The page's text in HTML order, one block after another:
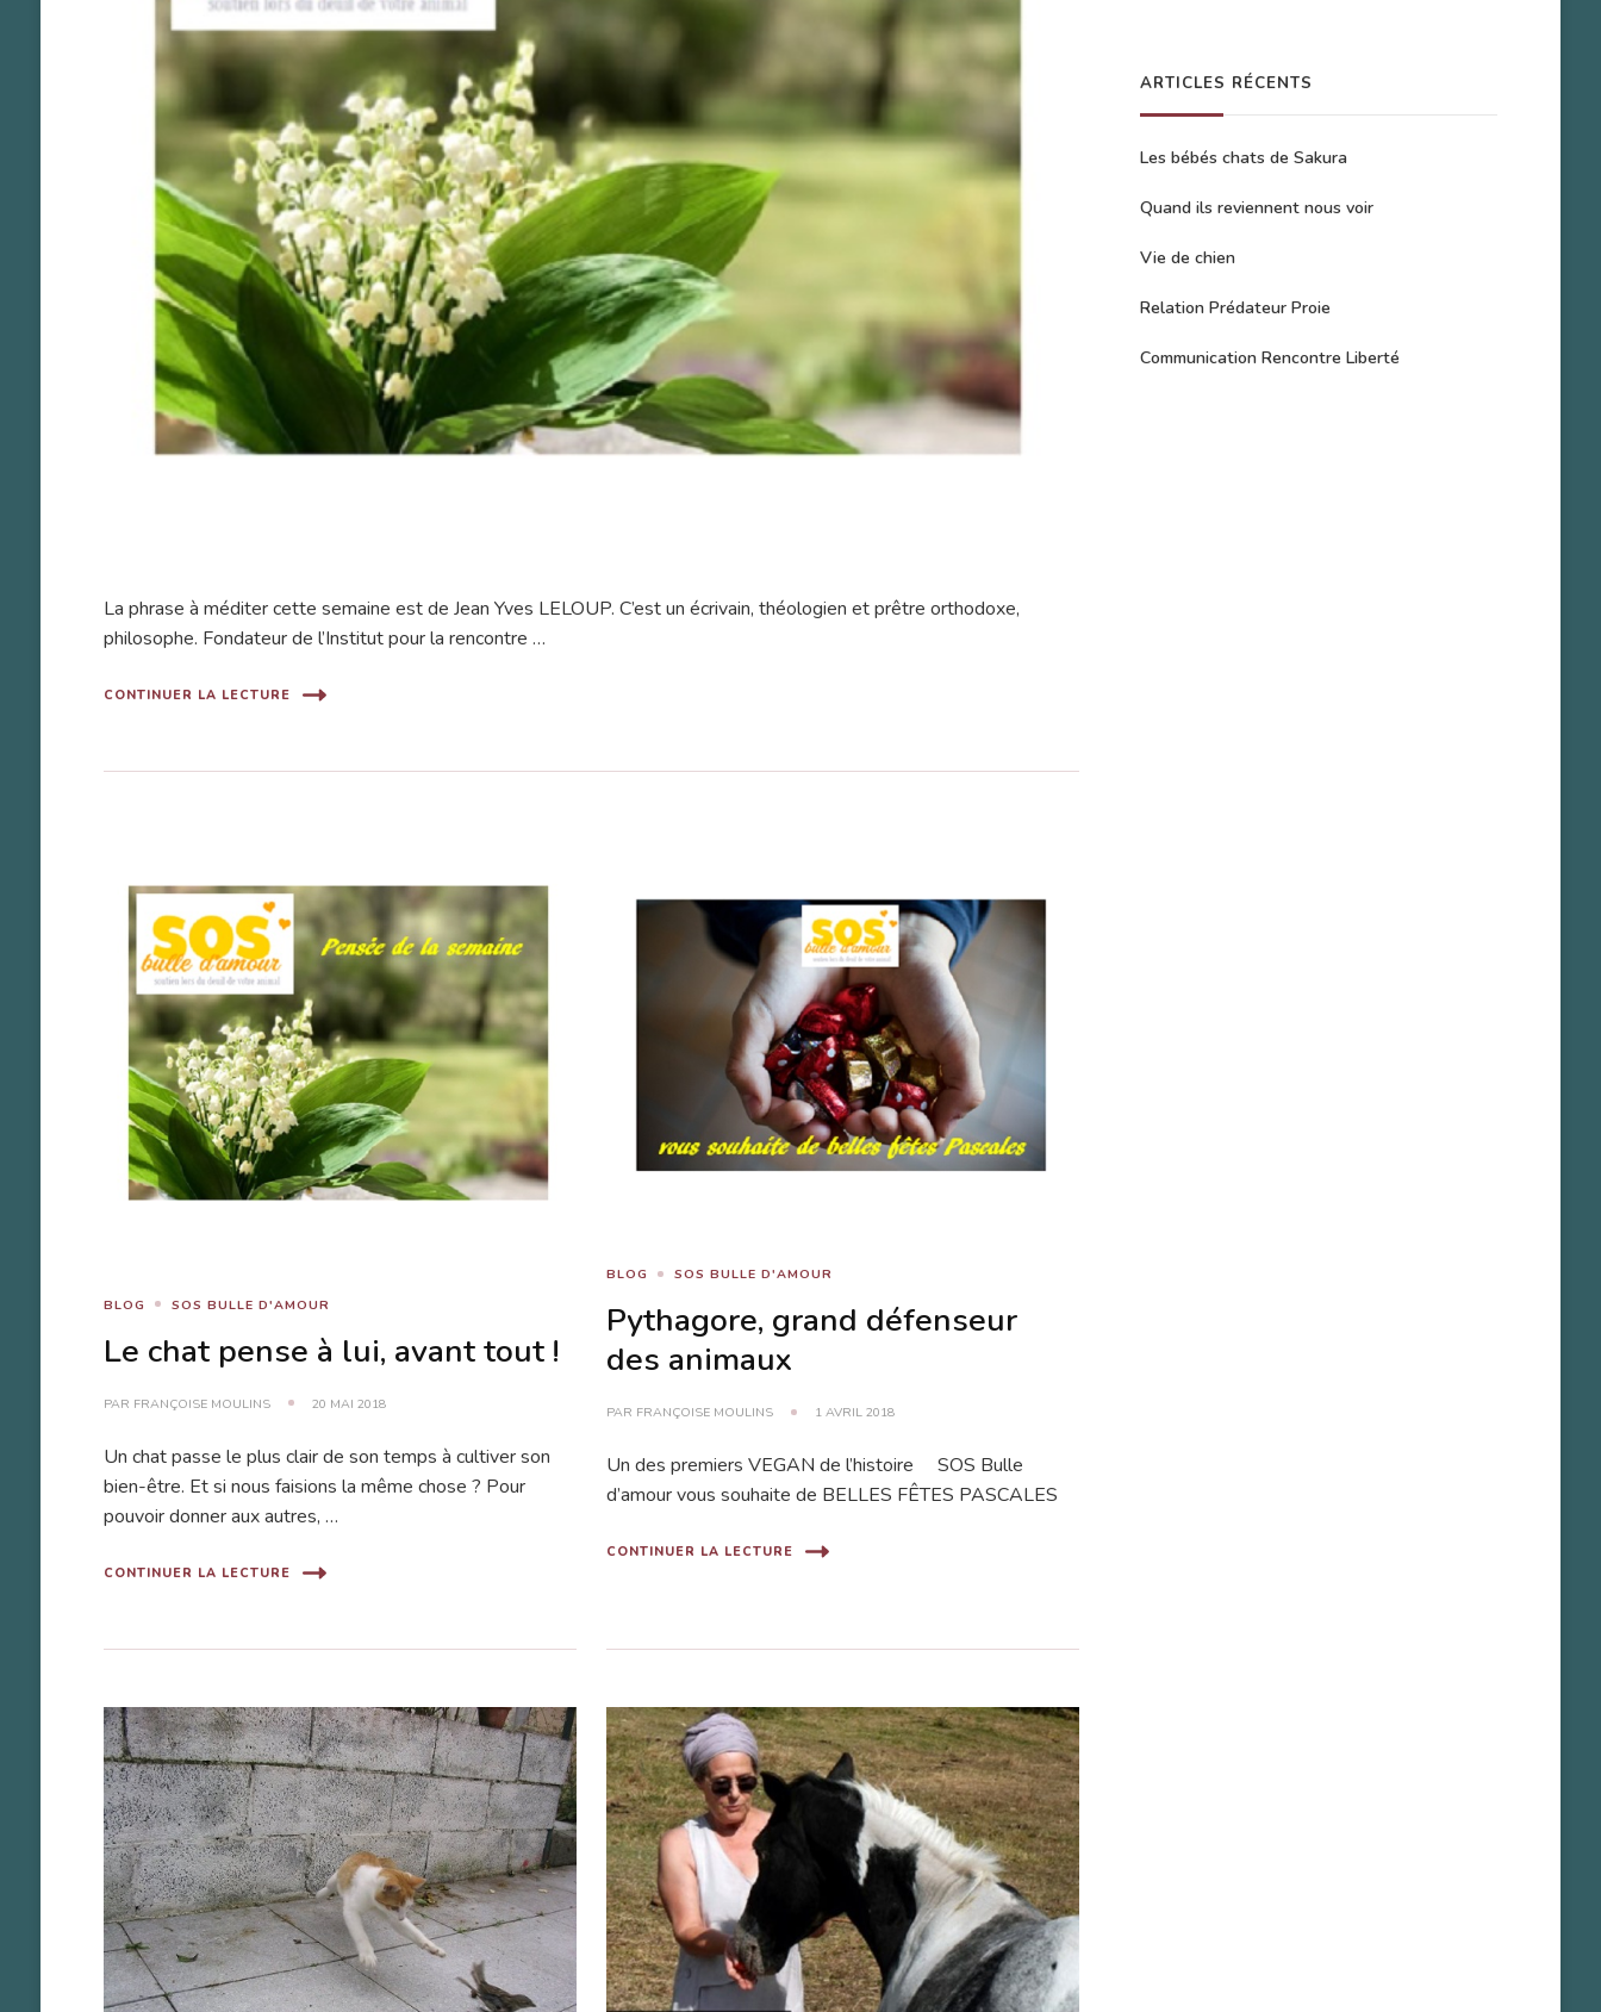
La phrase à méditer cette semaine est de Jean Yves LELOUP. C’est un écrivain, théologien et prêtre orthodoxe,
philosophe. Fondateur de l’Institut pour la rencontre …
CONTINUER LA LECTURE
BLOG SOS BULLE D'AMOUR
Le chat pense à lui, avant tout !
PAR FRANÇOISE MOULINS 20 MAI 2018
Un chat passe le plus clair de son temps à cultiver son
bien-être. Et si nous faisions la même chose ? Pour
pouvoir donner aux autres, …
CONTINUER LA LECTURE
BLOG SOS BULLE D'AMOUR
Pythagore, grand défenseur
des animaux
PAR FRANÇOISE MOULINS 1 AVRIL 2018
Un des premiers VEGAN de l’histoire SOS Bulle
d’amour vous souhaite de BELLES FÊTES PASCALES
CONTINUER LA LECTURE
ARTICLES RÉCENTS
Les bébés chats de Sakura
Quand ils reviennent nous voir
Vie de chien
Relation Prédateur Proie
Communication Rencontre Liberté